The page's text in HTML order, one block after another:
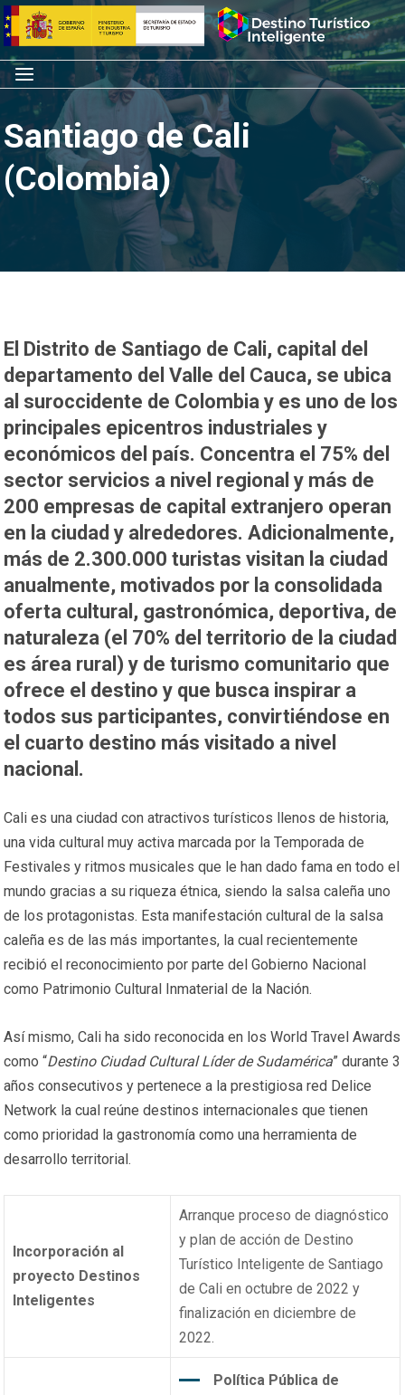
Saltar
al
contenido
Inicio
Menú
Santiago de Cali
(Colombia)
El Distrito de Santiago de Cali, capital del
departamento del Valle del Cauca, se ubica
al suroccidente de Colombia y es uno de los
principales epicentros industriales y
económicos del país. Concentra el 75% del
sector servicios a nivel regional y más de
200 empresas de capital extranjero operan
en la ciudad y alrededores. Adicionalmente,
más de 2.300.000 turistas visitan la ciudad
anualmente, motivados por la consolidada
oferta cultural, gastronómica, deportiva, de
naturaleza (el 70% del territorio de la ciudad
es área rural) y de turismo comunitario que
ofrece el destino y que busca inspirar a
todos sus participantes, convirtiéndose en
el cuarto destino más visitado a nivel
nacional.
Cali es una ciudad con atractivos turísticos llenos de historia,
una vida cultural muy activa marcada por la Temporada de
Festivales y ritmos musicales que le han dado fama en todo el
mundo gracias a su riqueza étnica, siendo la salsa caleña uno
de los protagonistas. Esta manifestación cultural de la salsa
caleña es de las más importantes, la cual recientemente
recibió el reconocimiento por parte del Gobierno Nacional
como Patrimonio Cultural Inmaterial de la Nación.
Así mismo, Cali ha sido reconocida en los World Travel Awards
como “Destino Ciudad Cultural Líder de Sudamérica” durante 3
años consecutivos y pertenece a la prestigiosa red Delice
Network la cual reúne destinos internacionales que tienen
como prioridad la gastronomía como una herramienta de
desarrollo territorial.
Incorporación al
proyecto Destinos
Inteligentes
Arranque proceso de diagnóstico
y plan de acción de Destino
Turístico Inteligente de Santiago
de Cali en octubre de 2022 y
finalización en diciembre de
2022.
Política Pública de